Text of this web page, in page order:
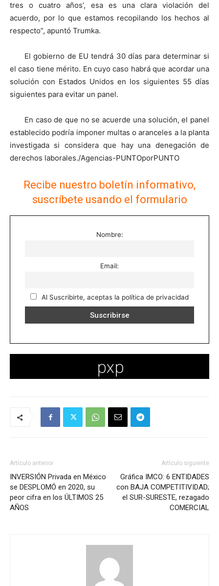
tres o cuatro años’, esa es una clara violación del
acuerdo, por lo que estamos recopilando los hechos al
respecto”, apuntó Trumka.
El gobierno de EU tendrá 30 días para determinar si
el caso tiene mérito. En cuyo caso habrá que acordar una
solución con Estados Unidos en los siguientes 55 días
siguientes para evitar un panel.
En caso de que no se acuerde una solución, el panel
establecido podría imponer multas o aranceles a la planta
investigada si considera que hay una denegación de
derechos laborales./Agencias-PUNTOporPUNTO
Recibe nuestro boletín informativo,
suscríbete usando el formulario
Nombre:
Email:
Al Suscribirte, aceptas la política de privacidad
Artículo anterior
INVERSIÓN Privada en México
se DESPLOMÓ en 2020, su
peor cifra en los ÚLTIMOS 25
AÑOS
Artículo siguiente
Gráfica IMCO: 6 ENTIDADES
con BAJA COMPETITIVIDAD;
el SUR-SURESTE, rezagado
COMERCIAL